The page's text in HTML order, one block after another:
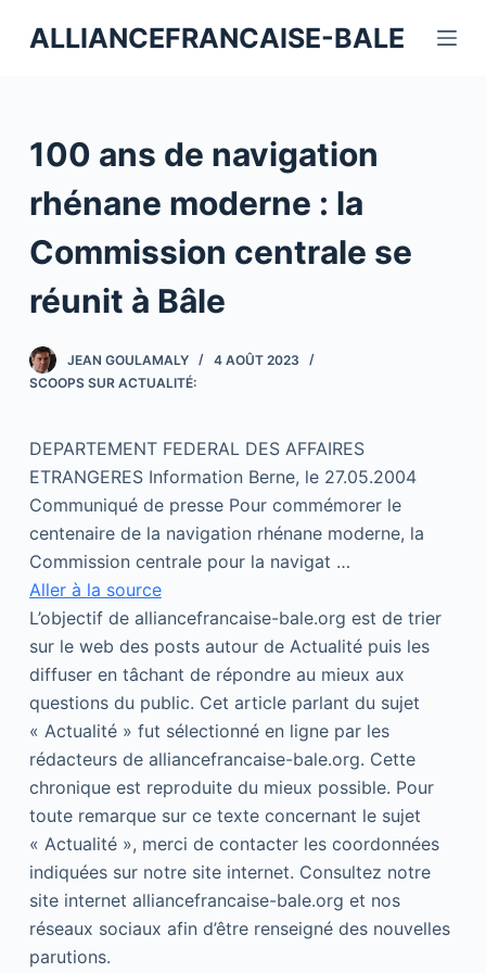
a
a
c
n
e
n
ALLIANCEFRANCAISE-BALE
100 ans de navigation
rhénane moderne : la
Commission centrale se
réunit à Bâle
JEAN GOULAMALY
4 AOÛT 2023
SCOOPS SUR ACTUALITÉ:
DEPARTEMENT FEDERAL DES AFFAIRES
ETRANGERES Information Berne, le 27.05.2004
Communiqué de presse Pour commémorer le
centenaire de la navigation rhénane moderne, la
Commission centrale pour la navigat …
Aller à la source
L’objectif de alliancefrancaise-bale.org est de trier
sur le web des posts autour de Actualité puis les
diffuser en tâchant de répondre au mieux aux
questions du public. Cet article parlant du sujet
« Actualité » fut sélectionné en ligne par les
rédacteurs de alliancefrancaise-bale.org. Cette
chronique est reproduite du mieux possible. Pour
toute remarque sur ce texte concernant le sujet
« Actualité », merci de contacter les coordonnées
indiquées sur notre site internet. Consultez notre
site internet alliancefrancaise-bale.org et nos
réseaux sociaux afin d’être renseigné des nouvelles
parutions.